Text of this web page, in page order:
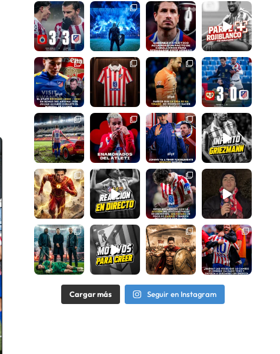
Cargar más Seguir en Instagram